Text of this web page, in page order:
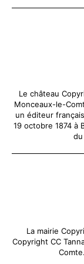
Le château
Monceaux-le-
un éditeur
19 octobre 1874 à
La mairie
Copyright CC